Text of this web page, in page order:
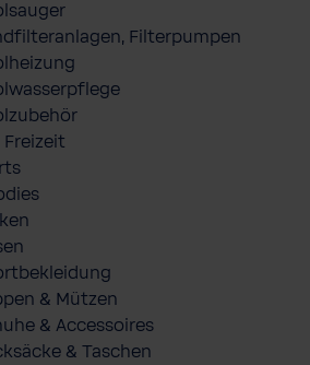
Filterpumpen
& Mützen
& Accessoires
& Taschen